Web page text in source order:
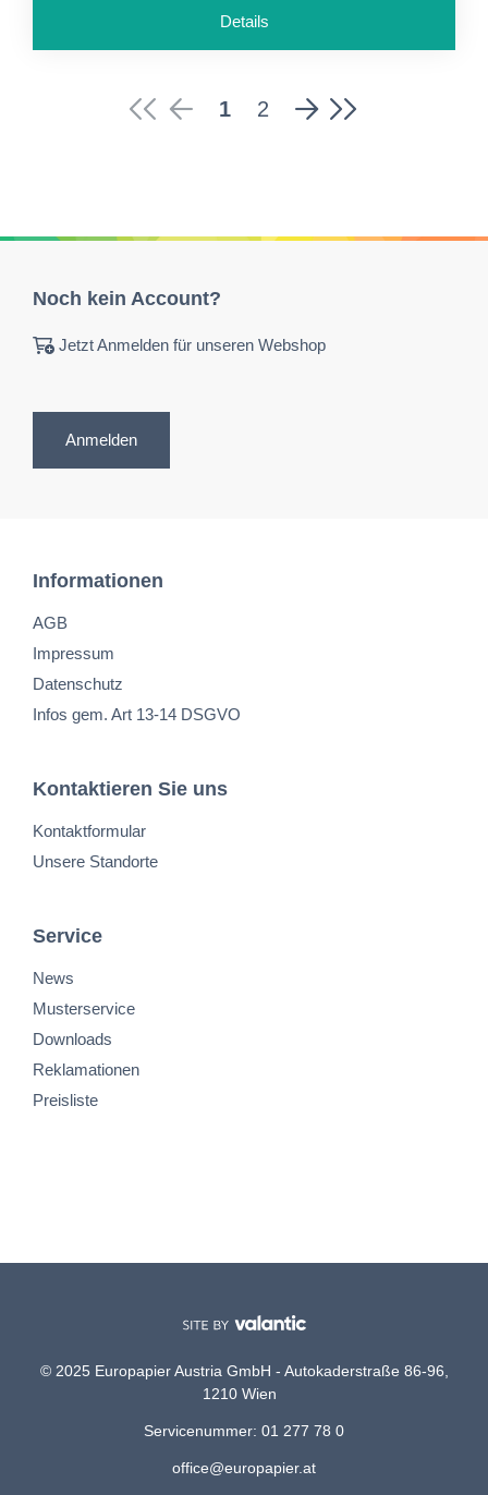
Details
1 2
Noch kein Account?
Jetzt Anmelden für unseren Webshop
Anmelden
Informationen
AGB
Impressum
Datenschutz
Infos gem. Art 13-14 DSGVO
Kontaktieren Sie uns
Kontaktformular
Unsere Standorte
Service
News
Musterservice
Downloads
Reklamationen
Preisliste
© 2025 Europapier Austria GmbH - Autokaderstraße 86-96,
1210 Wien
Servicenummer: 01 277 78 0
office@europapier.at